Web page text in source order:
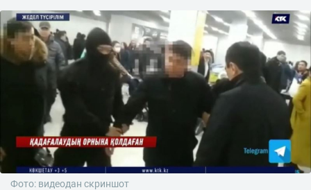
Фото: видеодан скриншот